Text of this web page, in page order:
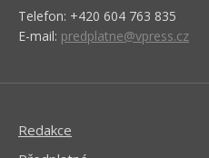
Telefon: +420 604 763 835
E-mail: predplatne@vpress.cz
Redakce